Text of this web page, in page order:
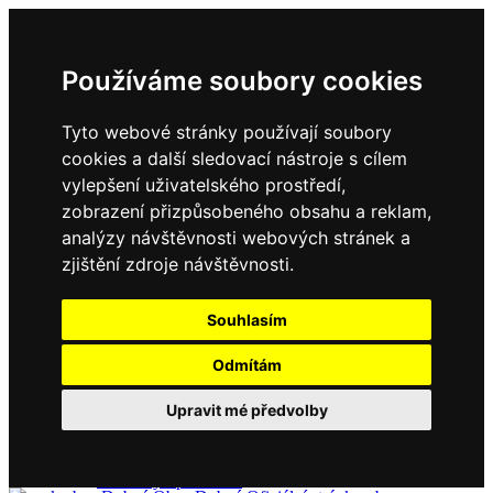
Používáme soubory cookies
Tyto webové stránky používají soubory
cookies a další sledovací nástroje s cílem
vylepšení uživatelského prostředí,
zobrazení přizpůsobeného obsahu a reklam,
analýzy návštěvnosti webových stránek a
zjištění zdroje návštěvnosti.
Souhlasím
Odmítám
Upravit mé předvolby
Domů
Kontakty
Úřední deska
Vyhlášky
Složení zastupitelstva